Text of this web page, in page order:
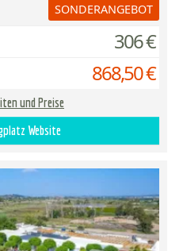
SONDERANGEBOT
306 €
868,50 €
und Preise
Website